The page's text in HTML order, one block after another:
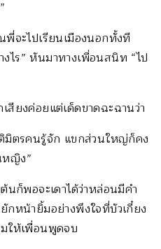
จะไปเรียนเมืองนอกทั้งที
ร” หันมาทางเพื่อนสนิท “ไป
ยงค่อยแต่เด็ดขาดฉะฉานว่า
มิตรคนรู้จัก แขกส่วนใหญ่ก็คง
ญิง”
นก็พอจะเดาได้ว่าหล่อนมีคำ
กหน้ายิ้มอย่างพึงใจที่บัวเกี๋ยง
ให้เพื่อนพูดจบ